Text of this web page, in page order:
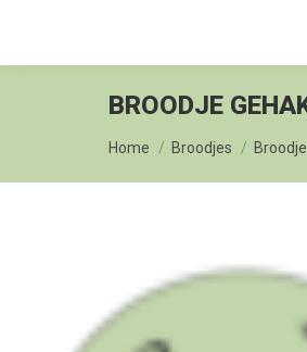
BROODJE
Je bent hier:
Home Broodjes